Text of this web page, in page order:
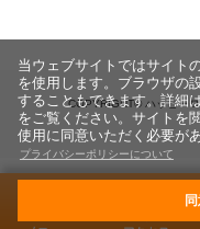
当ウェブサイトではサイト
を使用します。ブラウザの
することもできます。詳細
をご覧ください。サイトを
使用に同意いただく必要が
プライバシーポリシーについて
COPYRIGHT© ハッピー